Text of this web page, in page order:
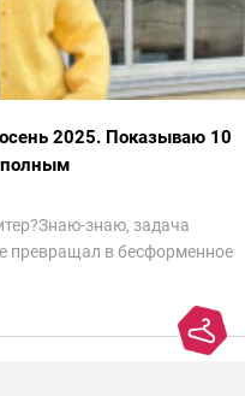
2025. Показываю 10
полным
знаю, задача
превращал в бесформенное